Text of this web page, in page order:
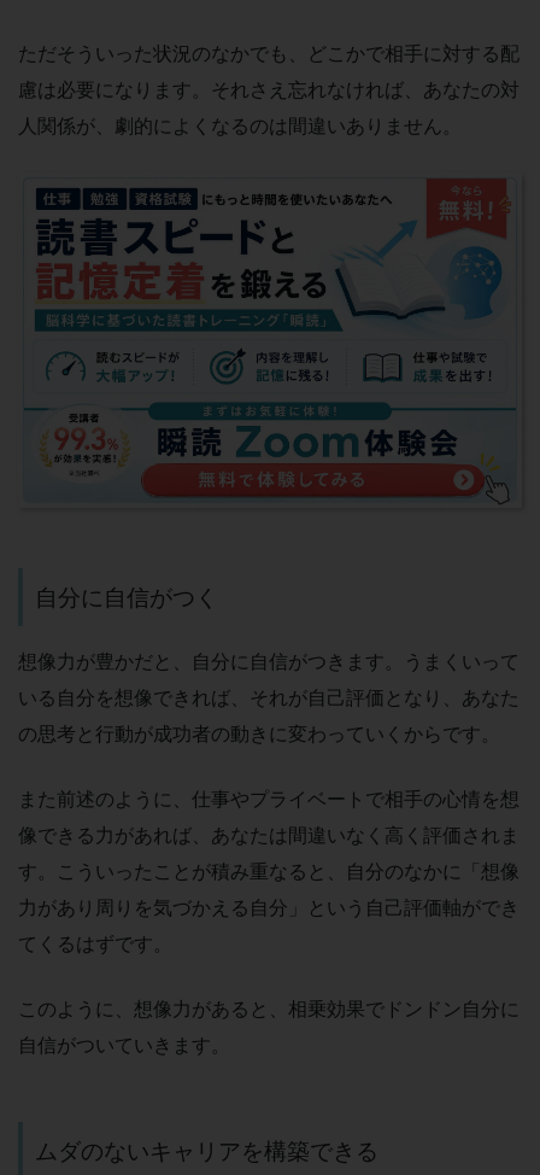
ただそういった状況のなかでも、どこかで相手に対する配
慮は必要になります。それさえ忘れなければ、あなたの対
人関係が、劇的によくなるのは間違いありません。
自分に自信がつく
想像力が豊かだと、自分に自信がつきます。うまくいって
いる自分を想像できれば、それが自己評価となり、あなた
の思考と行動が成功者の動きに変わっていくからです。
また前述のように、仕事やプライベートで相手の心情を想
像できる力があれば、あなたは間違いなく高く評価されま
す。こういったことが積み重なると、自分のなかに「想像
力があり周りを気づかえる自分」という自己評価軸ができ
てくるはずです。
このように、想像力があると、相乗効果でドンドン自分に
自信がついていきます。
ムダのないキャリアを構築できる